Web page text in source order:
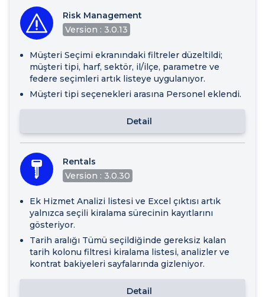
Risk Management
Version : 3.0.13
Müşteri Seçimi ekranındaki filtreler düzeltildi;
müşteri tipi, harf, sektör, il/ilçe, parametre ve
federe seçimleri artık listeye uygulanıyor.
Müşteri tipi seçenekleri arasına Personel eklendi.
Detail
Rentals
Version : 3.0.30
Ek Hizmet Analizi listesi ve Excel çıktısı artık
yalnızca seçili kiralama sürecinin kayıtlarını
gösteriyor.
Tarih aralığı Tümü seçildiğinde gereksiz kalan
tarih kolonu filtresi kiralama listesi, analizler ve
kontrat bakiyeleri sayfalarında gizleniyor.
Detail